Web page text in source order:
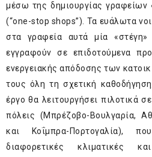
μέσω της δημιουργίας γραφείων
(“one-stop shops”). Τα ευάλωτα
στα γραφεία αυτά μία
εγγραφούν σε επιδοτούμενα
ενεργειακής απόδοσης των
τους όλη τη σχετική
έργο θα λειτουργήσει πιλοτικά
πόλεις (Μπρέζοβο-Βουλγαρία,
και Κοΐμπρα-Πορτογαλία),
διαφορετικές κλιματικές και